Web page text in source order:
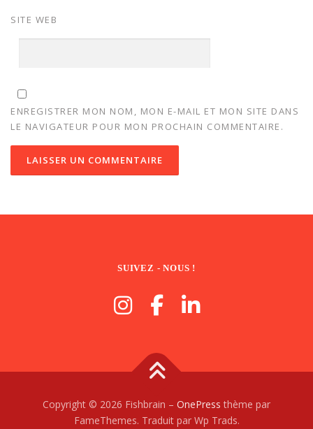
SITE WEB
ENREGISTRER MON NOM, MON E-MAIL ET MON SITE DANS
LE NAVIGATEUR POUR MON PROCHAIN COMMENTAIRE.
SUIVEZ - NOUS !
Copyright © 2026 Fishbrain – OnePress thème par
FameThemes. Traduit par Wp Trads.